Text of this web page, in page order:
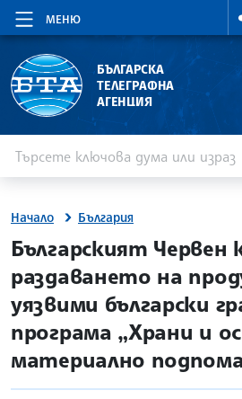
МЕНЮ
БЪЛГАРСКА
ТЕЛЕГРАФНА
АГЕНЦИЯ
Начало България
site.bta
Българският Червен
раздаването на
уязвими български
програма „Храни и
материално